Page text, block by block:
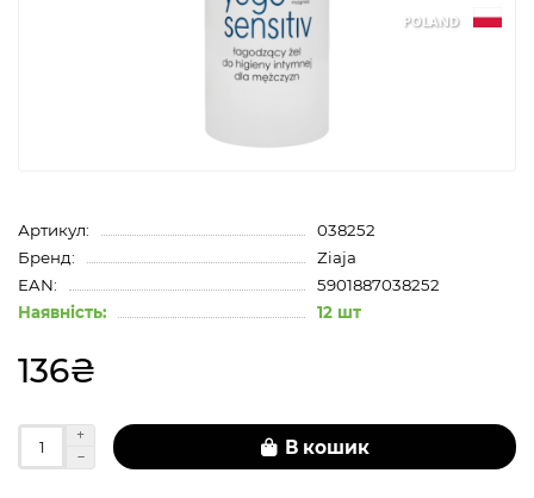
POLAND
Артикул:
038252
Бренд:
Ziaja
EAN:
5901887038252
Наявність:
12 шт
136₴
В кошик